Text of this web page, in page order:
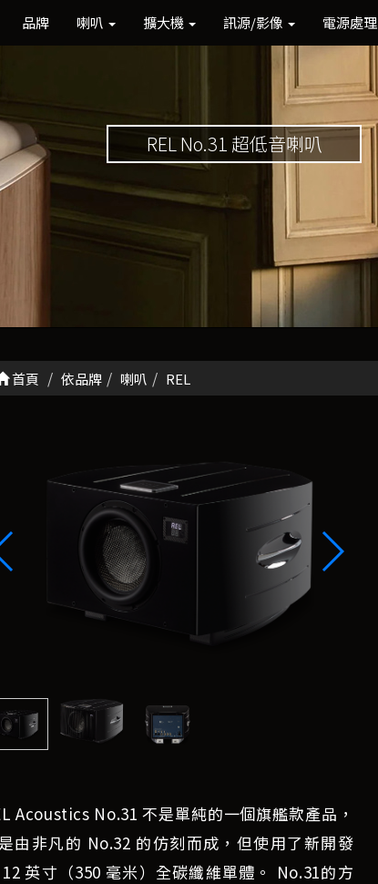
品牌 喇叭 擴大機 訊源/影像 電源處理
REL No.31 超低音喇叭
首頁 依品牌 喇叭 REL
Acoustics No.31 不是單純的一個旗艦款產品，
由非凡的 No.32 的仿刻而成，但使用了新開發
英寸（350 毫米）全碳纖維單體。 No.31的方